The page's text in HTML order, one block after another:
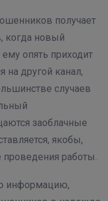
получает
когда новый
опять приходит
на другой канал,
случаев
заоблачные
якобы,
работы.
информацию,